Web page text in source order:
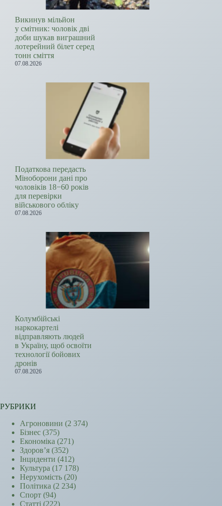
Викинув мільйон
у смітник: чоловік дві
доби шукав виграшний
лотерейний білет серед
тонн сміття
07.08.2026
Податкова передасть
Міноборони дані про
чоловіків 18−60 років
для перевірки
військового обліку
07.08.2026
Колумбійські
наркокартелі
відправляють людей
в Україну, щоб освоїти
технології бойових
дронів
07.08.2026
РУБРИКИ
Агроновини (2 374)
Бізнес (375)
Економіка (271)
Здоров’я (352)
Інциденти (412)
Культура (17 178)
Нерухомість (20)
Політика (2 234)
Спорт (94)
Статті (222)